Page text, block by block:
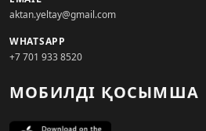
aktan.yeltay@gmail.com
WHATSAPP
+7 701 933 8520
МОБИЛДІ ҚОСЫМША